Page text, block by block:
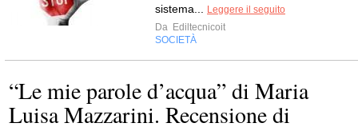
sistema...
Leggere il seguito
Da Ediltecnicoit
SOCIETÀ
“Le mie parole d’acqua” di Maria
Luisa Mazzarini. Recensione di